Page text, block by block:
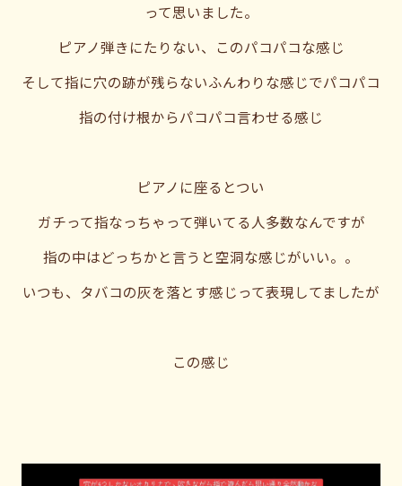
って思いました。
ピアノ弾きにたりない、このパコパコな感じ
そして指に穴の跡が残らないふんわりな感じでパコパコ
指の付け根からパコパコ言わせる感じ
ピアノに座るとつい
ガチって指なっちゃって弾いてる人多数なんですが
指の中はどっちかと言うと空洞な感じがいい。。
いつも、タバコの灰を落とす感じって表現してましたが
この感じ